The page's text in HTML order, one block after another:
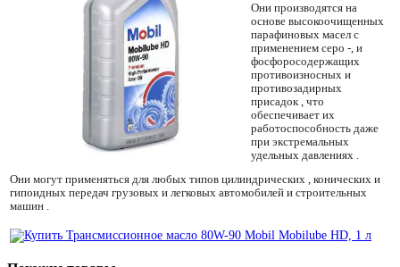
Они производятся на
основе высокоочищенных
парафиновых масел с
применением серо -, и
фосфоросодержащих
противоизносных и
противозадирных
присадок , что
обеспечивает их
работоспособность даже
при экстремальных
удельных давлениях .
Они могут применяться для любых типов цилиндрических , конических и
гипоидных передач грузовых и легковых автомобилей и строительных
машин .